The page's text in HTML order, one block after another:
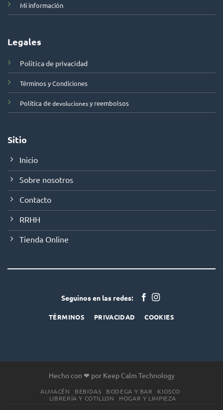
Mi información
Legales
Política de privacidad
Términos y Condiciones
Política dedevolucionesy reembolsos
Sitio
Inicio
Sobre nosotros
Contacto
RRHH
Tienda Online
Seguinos en las redes:
TÉRMINOS PRIVACIDAD COOKIES
Hecho con ❤ por Keep Calm Technology
ALMACÉN BEBIDAS BODEGA Y BAR
KIOSCO
LIBRERÍA Y COTILLON
HOGAR Y LIMPIEZA